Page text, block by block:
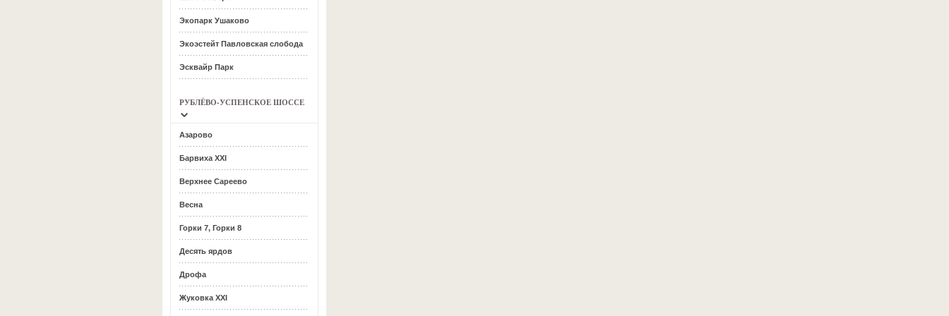
Экопарк Ушаково
Экоэстейт Павловская слобода
Эсквайр Парк
РУБЛЁВО-УСПЕНСКОЕ ШОССЕ
Азарово
Барвиха ХХI
Верхнее Сареево
Весна
Горки 7, Горки 8
Десять ярдов
Дрофа
Жуковка ХХI